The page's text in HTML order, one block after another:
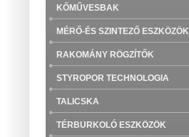
KŐMŰVESBAK
MÉRŐ-ÉS SZINTEZŐ ESZKÖZÖK
RAKOMÁNY RÖGZÍTŐK
STYROPOR TECHNOLOGIA
TALICSKA
TÉRBURKOLÓ ESZKÖZÖK